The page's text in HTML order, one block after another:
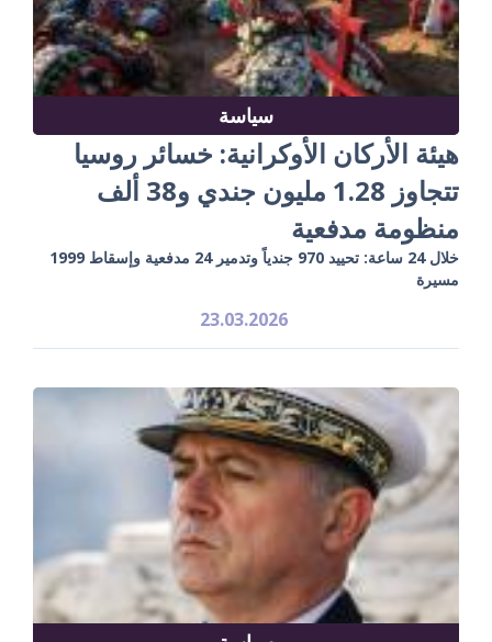
سياسة
هيئة الأركان الأوكرانية: خسائر روسيا
تتجاوز 1.28 مليون جندي و38 ألف
منظومة مدفعية
خلال 24 ساعة: تحييد 970 جندياً وتدمير 24 مدفعية وإسقاط 1999
مسيرة
23.03.2026